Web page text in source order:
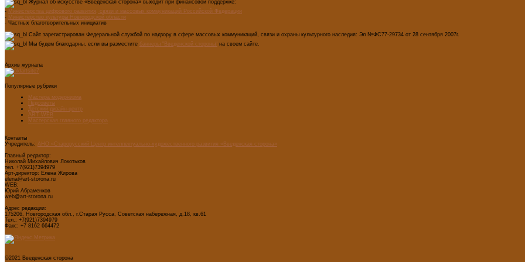
Журнал об искусстве «Введенская сторона» выходит при финансовой поддержке:
- Министерства цифрового развития, связи и массовых коммуникаций Российской Федерации
- Министерство культуры Новгородской области
- Частных благотворительных инициатив
Сайт зарегистрирован Федеральной службой по надзору в сфере массовых коммуникаций, связи и охраны культурного наследия: Эл №ФС77-29734 от 28 сентября 2007г.
Мы будем благодарны, если вы разместите баннеры "Введенской стороны" на своем сайте.
Архив журнала
Популярные рубрики
Мастера модернизма
Педсоветы
Детский дизайн-центр
ART WEB
Мастерская главного редактора
Контакты
Учредитель: АНО «Старорусский Центр интеллектуально-художественного развития «Введенская сторона»
Главный редактор:
Николай Михайлович Локотьков
тел. +7(921)7394979
Арт-директор: Елена Жирова
elena@art-storona.ru
WEB:
Юрий Абраменков
web@art-storona.ru
Адрес редакции:
175206, Новгородская обл., г.Старая Русса, Советская набережная, д.18, кв.61
Тел.: +7(921)7394979
Факс: +7 8162 664472
©2021 Введенская сторона